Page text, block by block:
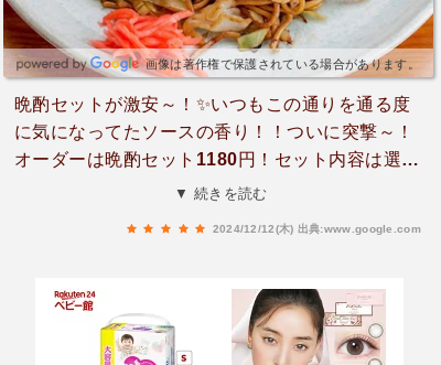
画像は著作権で保護されている場合があります。
晩酌セットが激安～！✨いつもこの通りを通る度
に気になってたソースの香り！！ついに突撃～！
オーダーは晩酌セット1180円！セット内容は選べ
るドリンク、小鉢、選べるおでん３個orホルモン
しゅんでてうま～♪馬スジはアキレスでした♪選べ
るお好み焼きはプラス150円のミックス平焼きに
しました！でっかー！うまー！！モダン焼きもで
▼ 続きを読む
2024/12/12(木) 出典:www.google.com